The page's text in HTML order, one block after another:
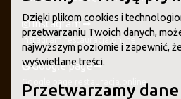
Instagram
Instagram restauracja.online
Google page
Google page restauracja.online
Dzięki plikom cookies i
przetwarzaniu Twoich danych,
najwyższym poziomie i zapewnić,
wyświetlane treści.
Przetwarzamy dane